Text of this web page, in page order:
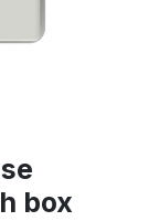
box